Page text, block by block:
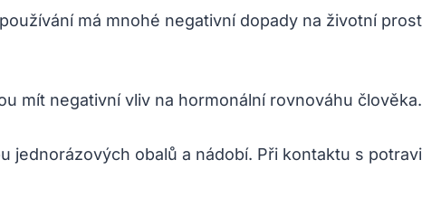
má mnohé negativní dopady na životní
mít negativní vliv na hormonální rovnováhu člověka.
jednorázových obalů a nádobí. Při kontaktu s